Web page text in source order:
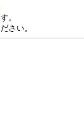
。
さい。